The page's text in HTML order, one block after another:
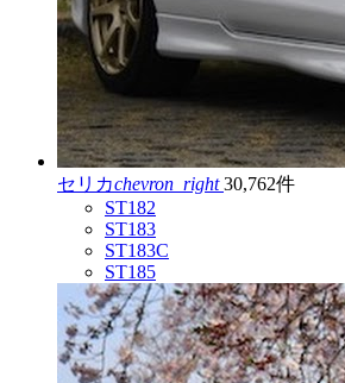
セリカchevron_right 30,762件
ST182
ST183
ST183C
ST185